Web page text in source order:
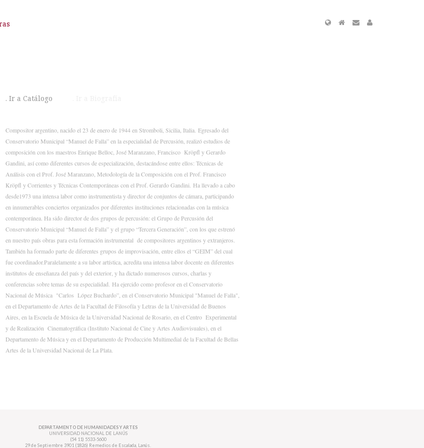
. Ir a Catálogo
Compositor argentino, nacido el 23 de enero de 1944 en Stromboli, Sicilia, Italia. Egresado del
Conservatorio Municipal “Manuel de Falla” en la especialidad de Percusión, realizó estudios de
composición con los maestros Enrique Belloc, José Maranzano, Francisco Kröpfl y Gerardo
Gandini, así como diferentes cursos de especialización, destacándose entre ellos: Técnicas de
Análisis con el Prof. José Maranzano, Metodología de la Composición con el Prof. Francisco
Kröpfl y Corrientes y Técnicas Contemporáneas con el Prof. Gerardo Gandini. Ha llevado a cabo
desde1973 una intensa labor como instrumentista y director de conjuntos de cámara, participando
en innumerables conciertos organizados por diferentes instituciones relacionadas con la música
contemporánea. Ha sido director de dos grupos de percusión: el Grupo de Percusión del
Conservatorio Municipal “Manuel de Falla” y el grupo “Tercera Generación”, con los que estrenó
en nuestro país obras para esta formación instrumental de compositores argentinos y extranjeros.
También ha formado parte de diferentes grupos de improvisación, entre ellos el “GEIM” del cual
fue coordinador.Paralelamente a su labor artística, acredita una intensa labor docente en diferentes
institutos de enseñanza del país y del exterior, y ha dictado numerosos cursos, charlas y
conferencias sobre temas de su especialidad. Ha ejercido como profesor en el Conservatorio
Nacional de Música "Carlos López Buchardo”, en el Conservatorio Municipal "Manuel de Falla",
en el Departamento de Artes de la Facultad de Filosofía y Letras de la Universidad de Buenos
Aires, en la Escuela de Música de la Universidad Nacional de Rosario, en el Centro Experimental
y de Realización Cinematográfica (Instituto Nacional de Cine y Artes Audiovisuales), en el
Departamento de Música y en el Departamento de Producción Multimedial de la Facultad de Bellas
Artes de la Universidad Nacional de La Plata.
DEPARTAMENTO DE HUMANIDADES Y ARTES
UNIVERSIDAD NACIONAL DE LANÚS
(54 11) 5533-5600
29 de Septiembre 3901 (1826) Remedios de Escalada, Lanús.